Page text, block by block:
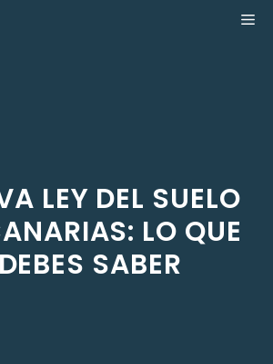
LEY DEL SUELO
LO QUE
DEBES SABER